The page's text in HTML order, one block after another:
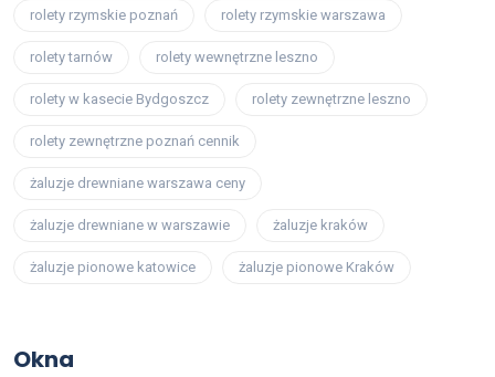
rolety rzymskie poznań rolety rzymskie warszawa
rolety tarnów rolety wewnętrzne leszno
rolety w kasecie Bydgoszcz rolety zewnętrzne leszno
rolety zewnętrzne poznań cennik
żaluzje drewniane warszawa ceny
żaluzje drewniane w warszawie żaluzje kraków
żaluzje pionowe katowice żaluzje pionowe Kraków
Okna